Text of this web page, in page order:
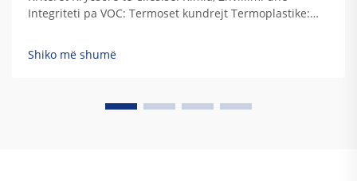
Integriteti pa VOC: Termoset kundrejt Termoplastike:
Qëndrueshmërisë Industriale Kur rezinet termoset
zhvillohen, ato krijojnë këto lidhje të përhershme të
Shiko më shumë